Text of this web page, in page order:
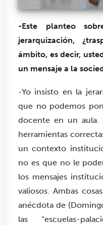
-Este planteo
jerarquización,
ámbito, es decir,
un mensaje a la
-Yo insisto en la
que no podemos
docente en un aula.
herramientas
un contexto
no es que no le
los mensajes
valiosos. Ambas
anécdota de
las “escuelas-